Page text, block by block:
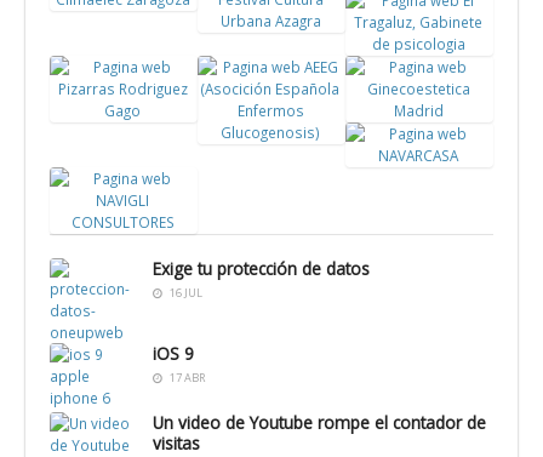
web
Climaelec
Zaragoza
Cartel
publicitario
Festival
Cultura
Urbana
Logotipo
Green For
Life
Pagina
web El
Tragaluz,
Gabinete
web
Pizarras
Rodriguez
Gago
Pagina web
Pagina web
NAVIGLI
CONSULTORES
Exige tu protección de datos
16 JUL
iOS 9
17 ABR
Un video de Youtube rompe el contador de
visitas